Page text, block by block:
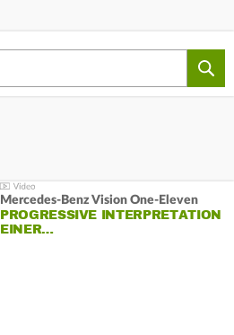
Mercedes-Benz Vision One-Eleven
PROGRESSIVE INTERPRETATION
EINER…